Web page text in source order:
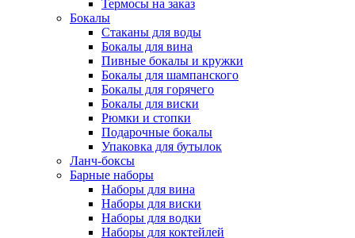
Термосы на заказ
Бокалы
Стаканы для воды
Бокалы для вина
Пивные бокалы и кружки
Бокалы для шампанского
Бокалы для горячего
Бокалы для виски
Рюмки и стопки
Подарочные бокалы
Упаковка для бутылок
Ланч-боксы
Барные наборы
Наборы для вина
Наборы для виски
Наборы для водки
Наборы для коктейлей